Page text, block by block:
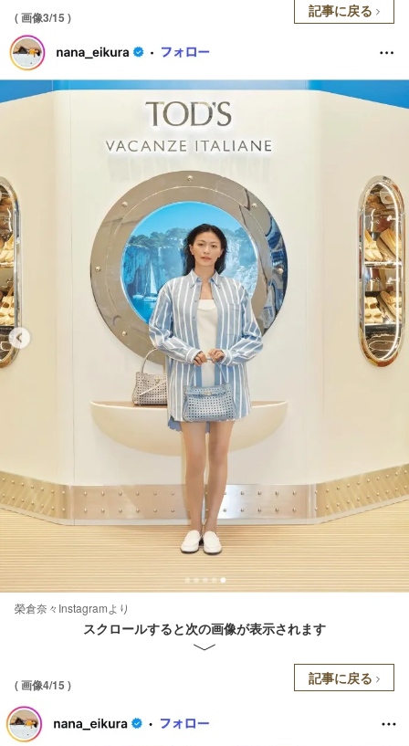
( 画像3/15 ) 記事に戻る
榮倉奈々Instagramより
スクロールすると次の画像が表示されます
( 画像4/15 ) 記事に戻る